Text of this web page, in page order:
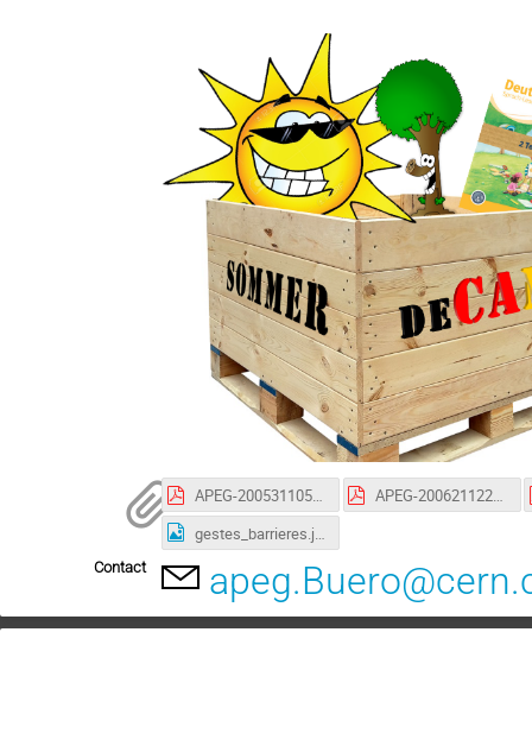
APEG-2005311055-JGU_FormulaireDechargeAPEG_V0100.pdf
APEG-2006211223-JGU_FicheSanitaireAPEG_V0100.pdf
gestes_barrieres.jpg
Contact